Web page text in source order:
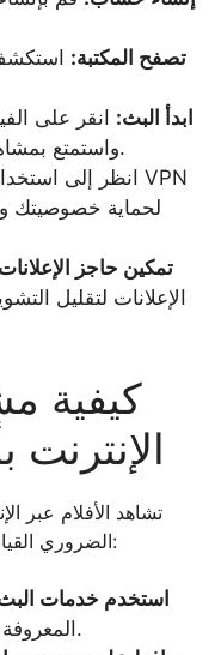
تصفح المكتبة:
ابدأ البث: انقر على
واستمتع بمشاهدته عبر البث المباشر مجانًا.
لحماية خصوصيتك
تمكين حاجز
الإعلانات لتقليل
كيفية
تشاهد الأفلام عبر
الضروري القيام بذلك بشكل آمن. إليك بعض النصائح:
استخدم خدمات
المعروفة بسجل جيد في مجال الأمان.